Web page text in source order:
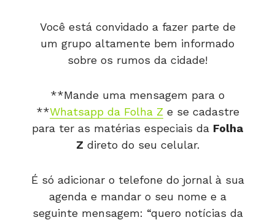
Você está convidado a fazer parte de
um grupo altamente bem informado
sobre os rumos da cidade!
**Mande uma mensagem para o
**Whatsapp da Folha Z e se cadastre
para ter as matérias especiais da Folha
Z direto do seu celular.
É só adicionar o telefone do jornal à sua
agenda e mandar o seu nome e a
seguinte mensagem: “quero notícias da